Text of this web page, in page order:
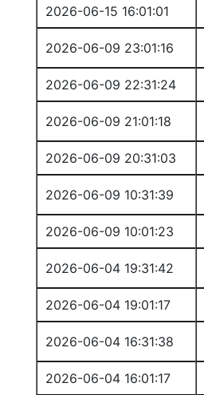
2026-06-15 16:01:01
2026-06-09 23:01:16
2026-06-09 22:31:24
2026-06-09 21:01:18
2026-06-09 20:31:03
2026-06-09 10:31:39
2026-06-09 10:01:23
2026-06-04 19:31:42
2026-06-04 19:01:17
2026-06-04 16:31:38
2026-06-04 16:01:17